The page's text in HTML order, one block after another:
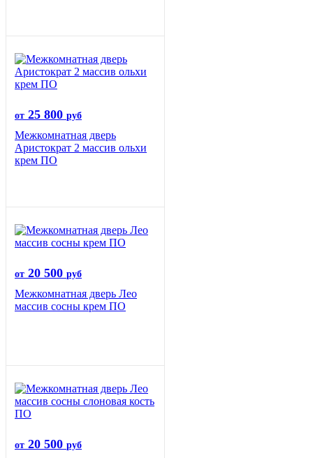
от 25 800 руб
Межкомнатная дверь
Аристократ 2 массив ольхи
крем ПО
от 20 500 руб
Межкомнатная дверь Лео
массив сосны крем ПО
от 20 500 руб